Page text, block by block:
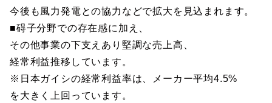
今後も風力発電との協力などで拡大を見込まれます。
■碍子分野での存在感に加え、
その他事業の下支えあり堅調な売上高、
経常利益推移しています。
※日本ガイシの経常利益率は、メーカー平均4.5%
を大きく上回っています。